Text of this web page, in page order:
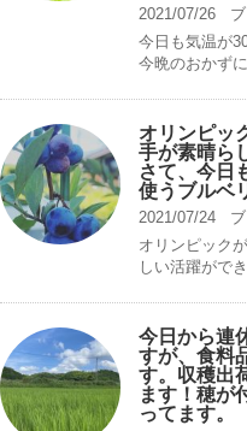
2021/07/26
今日も気温が
今晩のおかず
オリンピッ
手が素晴ら
さて、今日
使うブルベ
2021/07/24
オリンピック
しい活躍がで
今日から連
すが、食料
す。収穫出
ます！穂が
ってます。